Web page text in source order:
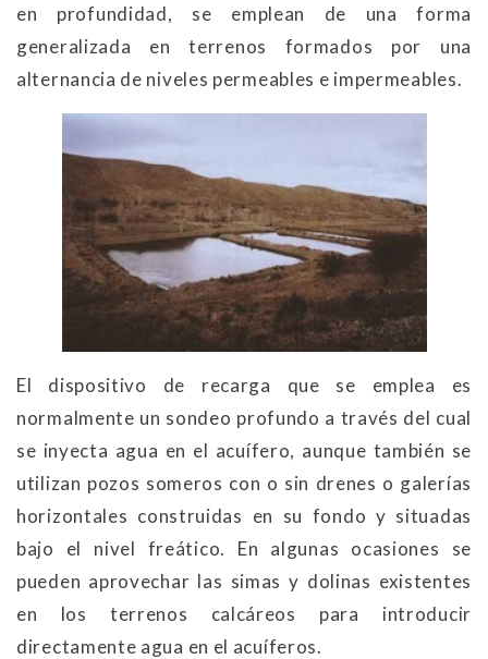
en profundidad, se emplean de una forma
generalizada en terrenos formados por una
alternancia de niveles permeables e impermeables.
El dispositivo de recarga que se emplea es
normalmente un sondeo profundo a través del cual
se inyecta agua en el acuífero, aunque también se
utilizan pozos someros con o sin drenes o galerías
horizontales construidas en su fondo y situadas
bajo el nivel freático. En algunas ocasiones se
pueden aprovechar las simas y dolinas existentes
en los terrenos calcáreos para introducir
directamente agua en el acuíferos.